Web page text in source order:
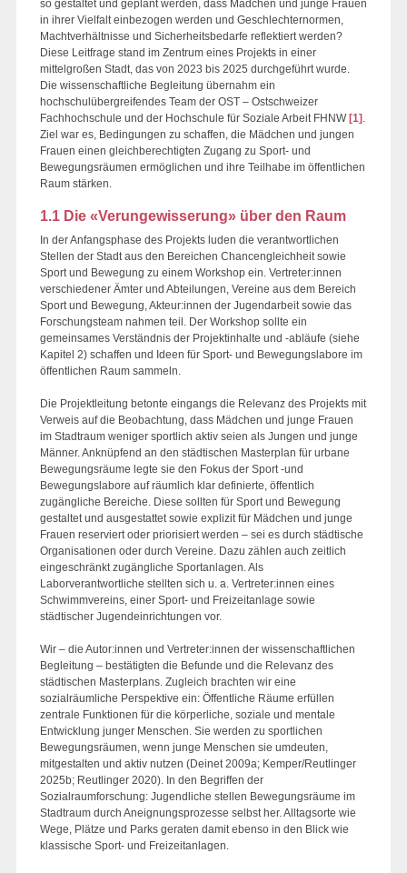
so gestaltet und geplant werden, dass Mädchen und junge Frauen
in ihrer Vielfalt einbezogen werden und Geschlechternormen,
Machtverhältnisse und Sicherheitsbedarfe reflektiert werden?
Diese Leitfrage stand im Zentrum eines Projekts in einer
mittelgroßen Stadt, das von 2023 bis 2025 durchgeführt wurde.
Die wissenschaftliche Begleitung übernahm ein
hochschulübergreifendes Team der OST – Ostschweizer
Fachhochschule und der Hochschule für Soziale Arbeit FHNW [1] .
Ziel war es, Bedingungen zu schaffen, die Mädchen und jungen
Frauen einen gleichberechtigten Zugang zu Sport- und
Bewegungsräumen ermöglichen und ihre Teilhabe im öffentlichen
Raum stärken.
1.1 Die «Verungewisserung» über den Raum
In der Anfangsphase des Projekts luden die verantwortlichen
Stellen der Stadt aus den Bereichen Chancengleichheit sowie
Sport und Bewegung zu einem Workshop ein. Vertreter:innen
verschiedener Ämter und Abteilungen, Vereine aus dem Bereich
Sport und Bewegung, Akteur:innen der Jugendarbeit sowie das
Forschungsteam nahmen teil. Der Workshop sollte ein
gemeinsames Verständnis der Projektinhalte und -abläufe (siehe
Kapitel 2) schaffen und Ideen für Sport- und Bewegungslabore im
öffentlichen Raum sammeln.
Die Projektleitung betonte eingangs die Relevanz des Projekts mit
Verweis auf die Beobachtung, dass Mädchen und junge Frauen
im Stadtraum weniger sportlich aktiv seien als Jungen und junge
Männer. Anknüpfend an den städtischen Masterplan für urbane
Bewegungsräume legte sie den Fokus der Sport -und
Bewegungslabore auf räumlich klar definierte, öffentlich
zugängliche Bereiche. Diese sollten für Sport und Bewegung
gestaltet und ausgestattet sowie explizit für Mädchen und junge
Frauen reserviert oder priorisiert werden – sei es durch städtische
Organisationen oder durch Vereine. Dazu zählen auch zeitlich
eingeschränkt zugängliche Sportanlagen. Als
Laborverantwortliche stellten sich u. a. Vertreter:innen eines
Schwimmvereins, einer Sport- und Freizeitanlage sowie
städtischer Jugendeinrichtungen vor.
Wir – die Autor:innen und Vertreter:innen der wissenschaftlichen
Begleitung – bestätigten die Befunde und die Relevanz des
städtischen Masterplans. Zugleich brachten wir eine
sozialräumliche Perspektive ein: Öffentliche Räume erfüllen
zentrale Funktionen für die körperliche, soziale und mentale
Entwicklung junger Menschen. Sie werden zu sportlichen
Bewegungsräumen, wenn junge Menschen sie umdeuten,
mitgestalten und aktiv nutzen (Deinet 2009a; Kemper/Reutlinger
2025b; Reutlinger 2020). In den Begriffen der
Sozialraumforschung: Jugendliche stellen Bewegungsräume im
Stadtraum durch Aneignungsprozesse selbst her. Alltagsorte wie
Wege, Plätze und Parks geraten damit ebenso in den Blick wie
klassische Sport- und Freizeitanlagen.